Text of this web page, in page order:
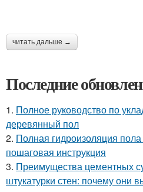
читать дальше →
Последние
1. Полное руководство по
деревянный пол
2. Полная гидроизоляция
пошаговая инструкция
3. Преимущества цементных
штукатурки стен: почему они